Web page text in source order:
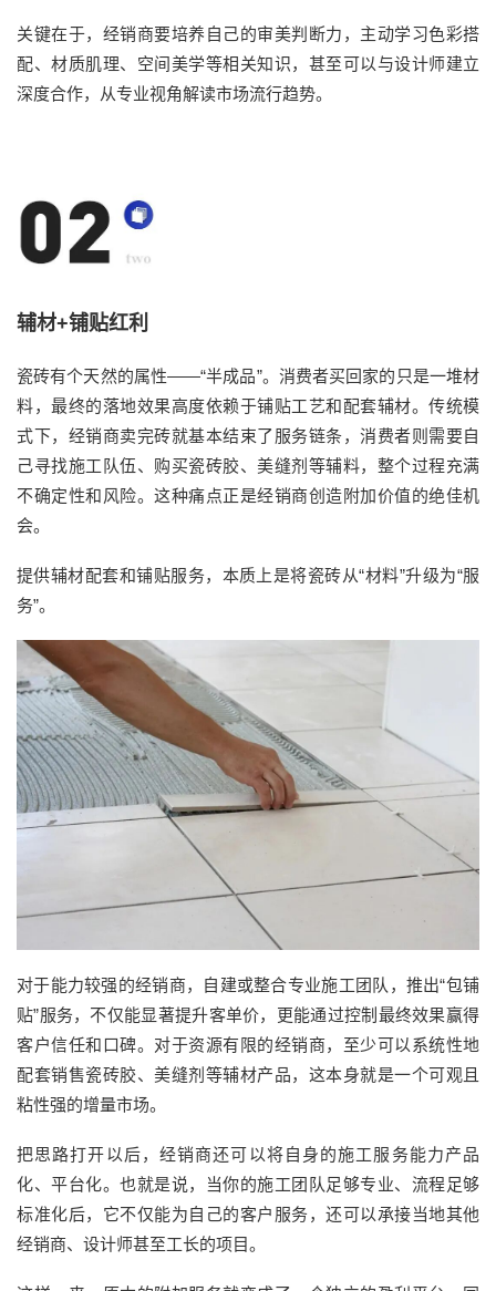
关键在于，经销商要培养自己的审美判断力，主动学习色彩搭
配、材质肌理、空间美学等相关知识，甚至可以与设计师建立
深度合作，从专业视角解读市场流行趋势。
辅材+铺贴红利
瓷砖有个天然的属性——“半成品”。消费者买回家的只是一堆材
料，最终的落地效果高度依赖于铺贴工艺和配套辅材。传统模
式下，经销商卖完砖就基本结束了服务链条，消费者则需要自
己寻找施工队伍、购买瓷砖胶、美缝剂等辅料，整个过程充满
不确定性和风险。这种痛点正是经销商创造附加价值的绝佳机
会。
提供辅材配套和铺贴服务，本质上是将瓷砖从“材料”升级为“服
务”。
对于能力较强的经销商，自建或整合专业施工团队，推出“包铺
贴”服务，不仅能显著提升客单价，更能通过控制最终效果赢得
客户信任和口碑。对于资源有限的经销商，至少可以系统性地
配套销售瓷砖胶、美缝剂等辅材产品，这本身就是一个可观且
粘性强的增量市场。
把思路打开以后，经销商还可以将自身的施工服务能力产品
化、平台化。也就是说，当你的施工团队足够专业、流程足够
标准化后，它不仅能为自己的客户服务，还可以承接当地其他
经销商、设计师甚至工长的项目。